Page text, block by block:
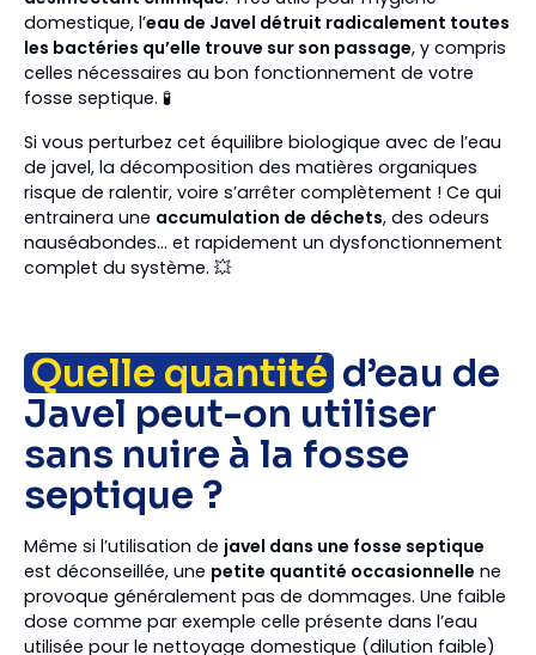
domestique, l’eau de Javel détruit radicalement toutes
les bactéries qu’elle trouve sur son passage, y compris
celles nécessaires au bon fonctionnement de votre
fosse septique. 🧪
Si vous perturbez cet équilibre biologique avec de l’eau
de javel, la décomposition des matières organiques
risque de ralentir, voire s’arrêter complètement ! Ce qui
entrainera une accumulation de déchets, des odeurs
nauséabondes… et rapidement un dysfonctionnement
complet du système. 💥
Quelle quantité d’eau de
Javel peut-on utiliser
sans nuire à la fosse
septique ?
Même si l’utilisation de javel dans une fosse septique
est déconseillée, une petite quantité occasionnelle ne
provoque généralement pas de dommages. Une faible
dose comme par exemple celle présente dans l’eau
utilisée pour le nettoyage domestique (dilution faible)